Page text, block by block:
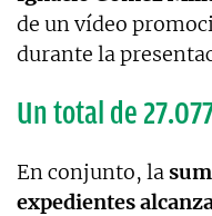
de un vídeo
durante la
Un total de
En conjunto, la
expedientes